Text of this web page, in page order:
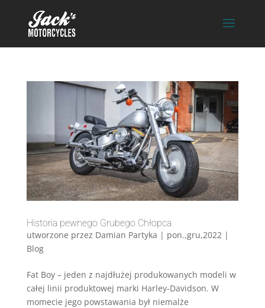
Historia pewnego Grubego Chłopca
utworzone przez Damian Partyka | pon.,gru,2022 |
Blog
Fat Boy – jeden z najdłużej produkowanych modeli w
całej linii produktowej marki Harley-Davidson. W
momecie jego powstawania był niemalże